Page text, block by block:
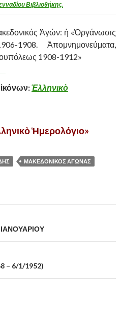
Βιβλιοθήκης.
Ἀγών: ἡ «Ὁργάνωσις
1908. Ἀπομνημονεύματα,
1908-1912»
Ἑλληνικὸ
Ἡμερολόγιο»
ΜΑΚΕΔΟΝΙΚΟΣ ΑΓΩΝΑΣ
– 6/1/1952)